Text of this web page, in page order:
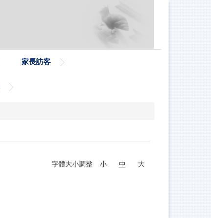
家長訪客
字體大小調整 小 中
大